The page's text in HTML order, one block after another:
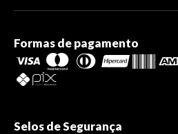
Formas de pagamento
Selos de Segurança